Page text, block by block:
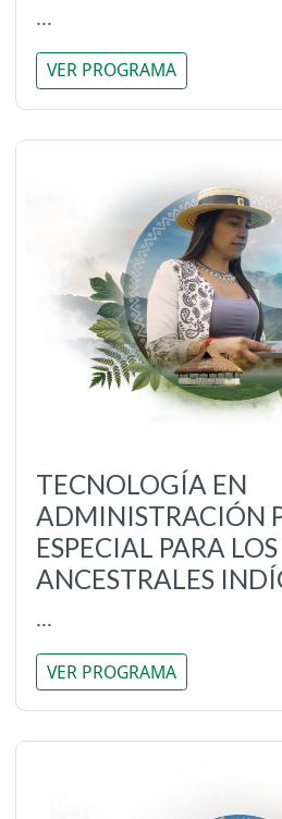
...
VER PROGRAMA
TECNOLOGÍA EN
ADMINISTRACIÓN
ESPECIAL PARA
ANCESTRALES
...
VER PROGRAMA